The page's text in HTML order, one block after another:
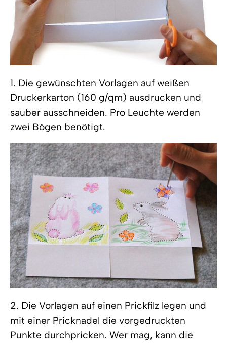
1. Die gewünschten Vorlagen auf weißen
Druckerkarton (160 g/qm) ausdrucken und
sauber ausschneiden. Pro Leuchte werden
zwei Bögen benötigt.
2. Die Vorlagen auf einen Prickfilz legen und
mit einer Pricknadel die vorgedruckten
Punkte durchpricken. Wer mag, kann die